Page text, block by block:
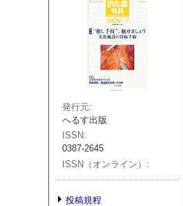
発行元
へるす出版
ISSN
0387-2645
ISSN（オンライン）
投稿規程